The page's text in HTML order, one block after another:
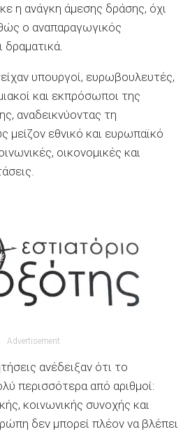
η ανάγκη άμεσης δράσης, όχι
ο αναπαραγωγικός
υπουργοί, ευρωβουλευτές,
και εκπρόσωποι της
αναδεικνύοντας τη
μείζον εθνικό και ευρωπαϊκό
οικονομικές και
Advertisement
ανέδειξαν ότι το
περισσότερα από αριθμοί:
κοινωνικής συνοχής και
δεν μπορεί πλέον να βλέπει